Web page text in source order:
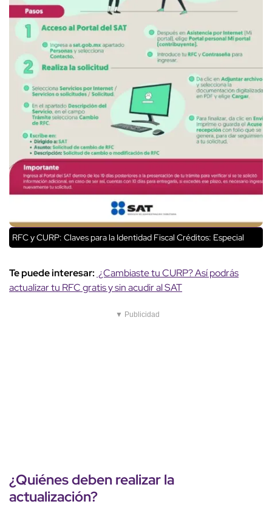
RFC y CURP: Claves para la Identidad Fiscal Créditos: Especial
Te puede interesar: ¿Cambiaste tu CURP? Así podrás
actualizar tu RFC gratis y sin acudir al SAT
▼ Publicidad
¿Quiénes deben realizar la
actualización?